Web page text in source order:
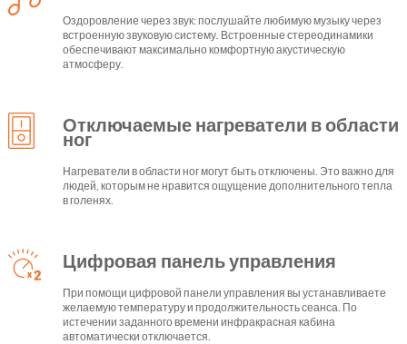
Оздоровление через звук: послушайте любимую музыку через
встроенную звуковую систему. Встроенные стереодинамики
обеспечивают максимально комфортную акустическую
атмосферу.
Отключаемые нагреватели в области
ног
Нагреватели в области ног могут быть отключены. Это важно для
людей, которым не нравится ощущение дополнительного тепла
в голенях.
Цифровая панель управления
При помощи цифровой панели управления вы устанавливаете
желаемую температуру и продолжительность сеанса. По
истечении заданного времени инфракрасная кабина
автоматически отключается.